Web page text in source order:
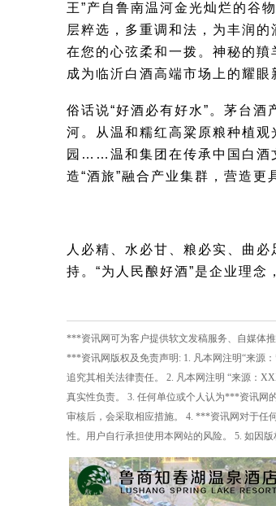
王”产自鲁南温河金光灿烂的谷
层粹选，多重调和法，为丰润
在您的心弦柔和一拨。神秘的
成为临沂白酒高端市场上的耀眼
俗话说“好酒必有好水”。茅台
河。从温和糯红高粱原粮种植
园……温和集团在传承中国白酒
造“酒旅”融合产业集群，营造更
人必精、水必甘、粮必实、曲
持。“为人民酿好酒”是企业理
***资讯网可为客户提供软文发稿服务、自媒体推
***资讯网版权及免责声明: 1. 凡本网注明“来源
追究其相关法律责任。 2. 凡本网注明 “来源：
真实性负责。 3. 任何单位或个人认为***资讯网
审核后，会采取相应措施。 4. ***资讯网对于任
性。用户自行承担使用本网站的风险。 5. 如因